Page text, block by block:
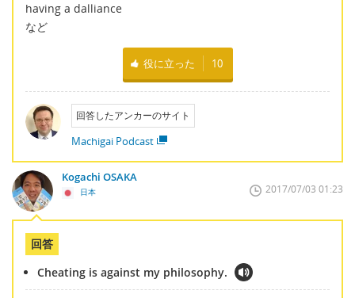
having a dalliance
など
役に立った 10
回答したアンカーのサイト
Machigai Podcast
Kogachi OSAKA
日本 2017/07/03 01:23
回答
Cheating is against my philosophy.